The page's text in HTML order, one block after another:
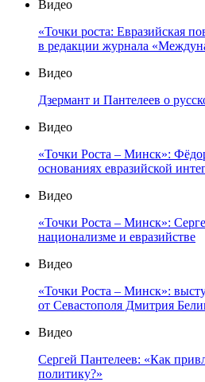
Видео
«Точки роста: Евразийская
в редакции журнала
Видео
Дзермант и Пантелеев о
Видео
«Точки Роста – Минск»:
основаниях евразийской
Видео
«Точки Роста – Минск»:
национализме и евразийстве
Видео
«Точки Роста – Минск»:
от Севастополя Дмитрия
Видео
Сергей Пантелеев: «Как
политику?»